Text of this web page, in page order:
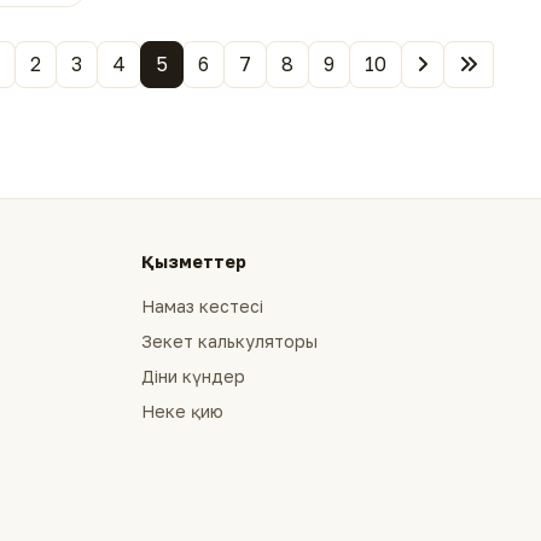
2 3 4 5 6 7 8 9 10
Қызметтер
Намаз кестесі
Зекет калькуляторы
Діни күндер
Неке қию